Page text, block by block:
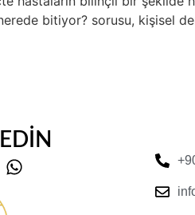
bitiyor? sorusu, kişisel